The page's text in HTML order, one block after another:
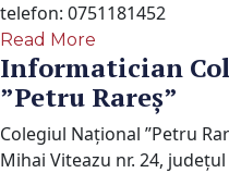
telefon: 0751181452
Read More
Informatician
”Petru Rareş”
Colegiul Naţional ”Petru
Mihai Viteazu nr. 24, județul